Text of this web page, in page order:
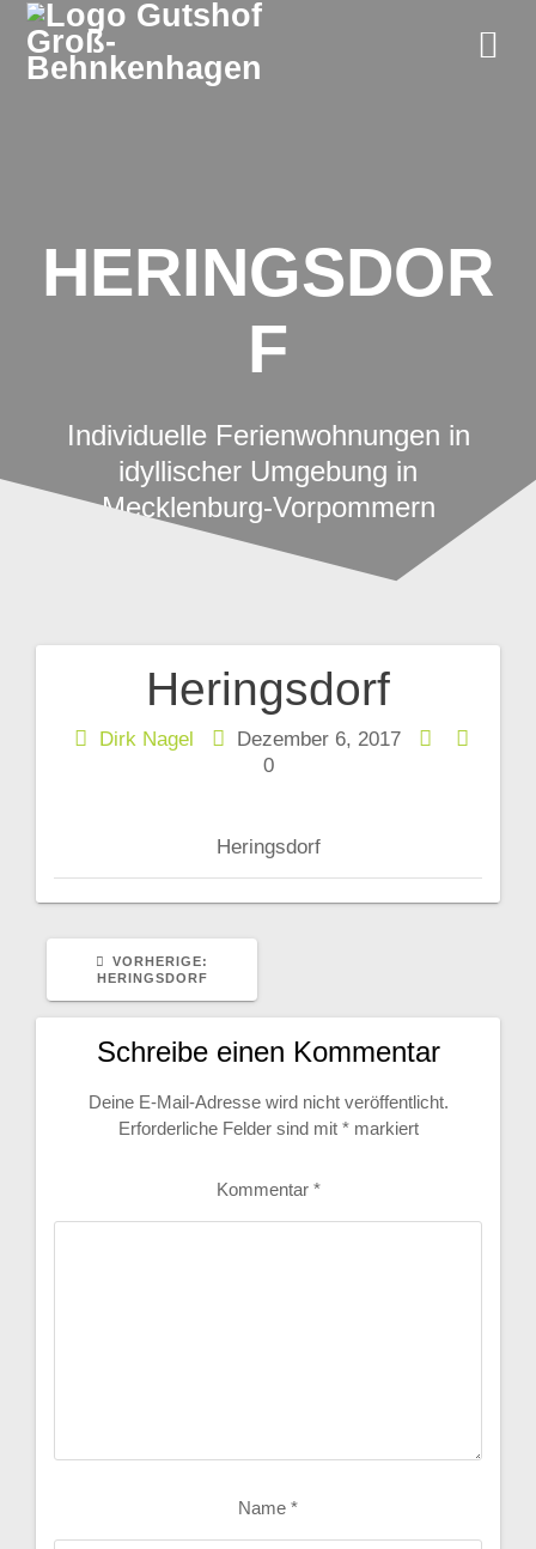
HERINGSDOR
F
Individuelle Ferienwohnungen in
idyllischer Umgebung in
Mecklenburg-Vorpommern
Heringsdorf
Dirk Nagel
Dezember 6, 2017
0
Heringsdorf
Beitragsnavigation
VORHERIGE:
HERINGSDORF
Schreibe einen Kommentar
Deine E-Mail-Adresse wird nicht veröffentlicht.
Erforderliche Felder sind mit *markiert
Kommentar *
Name *